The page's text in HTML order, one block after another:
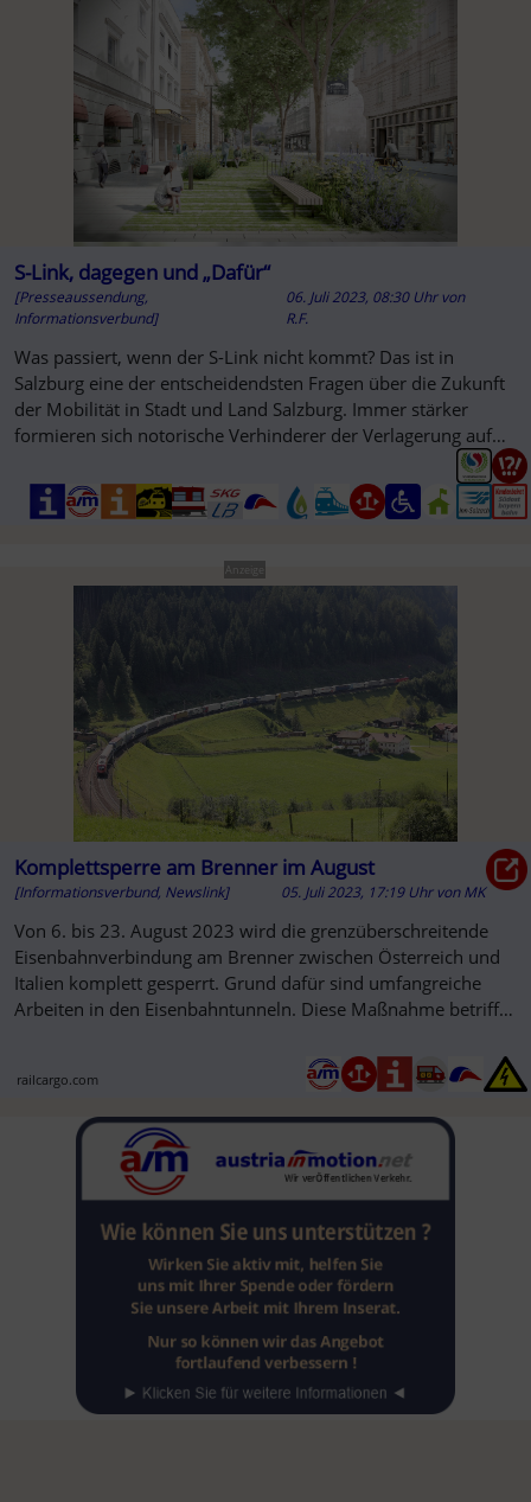
S-Link, dagegen und „Dafür“
[Presseaussendung,
Informationsverbund]
06. Juli 2023, 08:30 Uhr von
R.F.
Was passiert, wenn der S-Link nicht kommt? Das ist in
Salzburg eine der entscheidendsten Fragen über die Zukunft
der Mobilität in Stadt und Land Salzburg. Immer stärker
formieren sich notorische Verhinderer der Verlagerung auf
Anzeige
Komplettsperre am Brenner im August
[Informationsverbund, Newslink] 05. Juli 2023, 17:19 Uhr vonMK
Von 6. bis 23. August 2023 wird die grenzüberschreitende
Eisenbahnverbindung am Brenner zwischen Österreich und
Italien komplett gesperrt. Grund dafür sind umfangreiche
Arbeiten in den Eisenbahntunneln. Diese Maßnahme betrifft
railcargo.com